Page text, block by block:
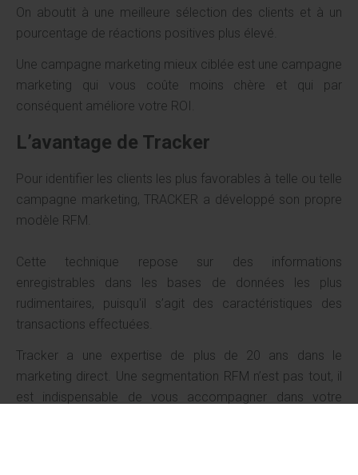
On aboutit à une meilleure sélection des clients et à un
pourcentage de réactions positives plus élevé.
Une campagne marketing mieux ciblée est une campagne
marketing qui vous coûte moins chère et qui par
conséquent améliore votre ROI.
L’avantage de Tracker
Pour identifier les clients les plus favorables à telle ou telle
campagne marketing, TRACKER a développé son propre
modèle RFM.
Cette technique repose sur des informations
enregistrables dans les bases de données les plus
rudimentaires, puisqu'il s’agit des caractéristiques des
transactions effectuées.
Tracker a une expertise de plus de 20 ans dans le
marketing direct. Une segmentation RFM n’est pas tout, il
est indispensable de vous accompagner dans votre